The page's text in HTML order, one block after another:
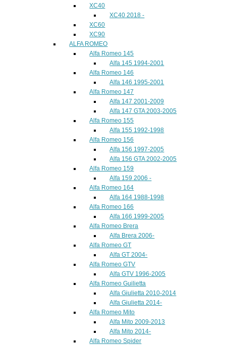
XC40
XC40 2018 -
XC60
XC90
ALFA ROMEO
Alfa Romeo 145
Alfa 145 1994-2001
Alfa Romeo 146
Alfa 146 1995-2001
Alfa Romeo 147
Alfa 147 2001-2009
Alfa 147 GTA 2003-2005
Alfa Romeo 155
Alfa 155 1992-1998
Alfa Romeo 156
Alfa 156 1997-2005
Alfa 156 GTA 2002-2005
Alfa Romeo 159
Alfa 159 2006 -
Alfa Romeo 164
Alfa 164 1988-1998
Alfa Romeo 166
Alfa 166 1999-2005
Alfa Romeo Brera
Alfa Brera 2006-
Alfa Romeo GT
Alfa GT 2004-
Alfa Romeo GTV
Alfa GTV 1996-2005
Alfa Romeo Guilietta
Alfa Giulietta 2010-2014
Alfa Giulietta 2014-
Alfa Romeo Mito
Alfa Mito 2009-2013
Alfa Mito 2014-
Alfa Romeo Spider